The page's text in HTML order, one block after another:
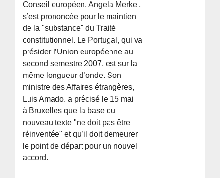
Conseil européen, Angela Merkel,
s’est prononcée pour le maintien
de la "substance" du Traité
constitutionnel. Le Portugal, qui va
présider l’Union européenne au
second semestre 2007, est sur la
même longueur d’onde. Son
ministre des Affaires étrangères,
Luis Amado, a précisé le 15 mai
à Bruxelles que la base du
nouveau texte "ne doit pas être
réinventée" et qu’il doit demeurer
le point de départ pour un nouvel
accord.